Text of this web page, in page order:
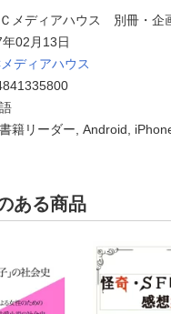
メディアハウス 別冊・企
02月13日
ディアハウス
籍リーダー, Android,
ある商品